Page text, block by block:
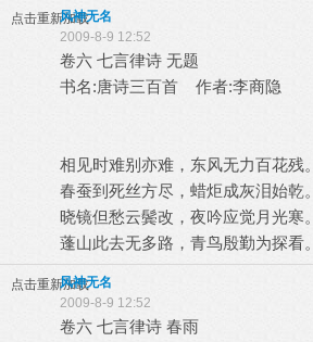
点击重新加载
风神无名
2009-8-9 12:52
卷六 七言律诗 无题
书名:唐诗三百首 作者:李商隐
相见时难别亦难，东风无力百花残。
春蚕到死丝方尽，蜡炬成灰泪始乾。
晓镜但愁云鬓改，夜吟应觉月光寒。
蓬山此去无多路，青鸟殷勤为探看。
点击重新加载
风神无名
2009-8-9 12:52
卷六 七言律诗 春雨